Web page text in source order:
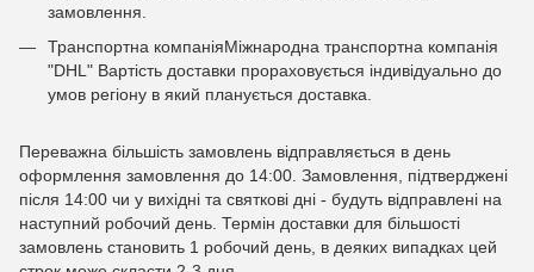
замовлення.
Транспортна компаніяМіжнародна транспортна компанія
"DHL" Вартість доставки прораховується індивідуально до
умов регіону в який планується доставка.
Переважна більшість замовлень відправляється в день
оформлення замовлення до 14:00. Замовлення, підтверджені
після 14:00 чи у вихідні та святкові дні - будуть відправлені на
наступний робочий день. Термін доставки для більшості
замовлень становить 1 робочий день, в деяких випадках цей